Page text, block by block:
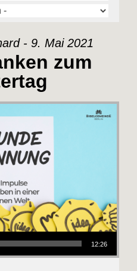
- 9. Mai 2021
zum
12:26